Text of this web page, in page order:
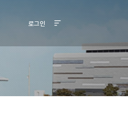
로그인